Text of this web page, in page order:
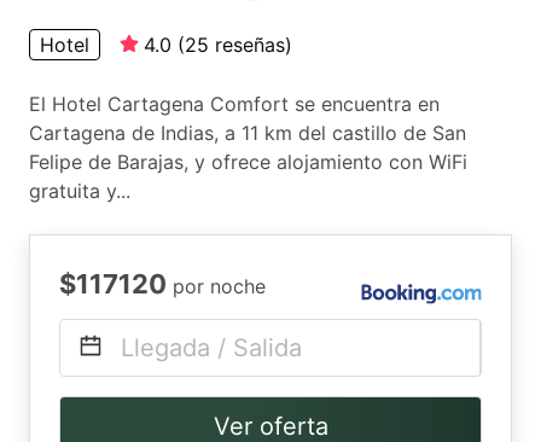
Hotel 4.0 (25 reseñas)
El Hotel Cartagena Comfort se encuentra en
Cartagena de Indias, a 11 km del castillo de San
Felipe de Barajas, y ofrece alojamiento con WiFi
gratuita y...
$117120 por noche
Llegada / Salida
Ver oferta